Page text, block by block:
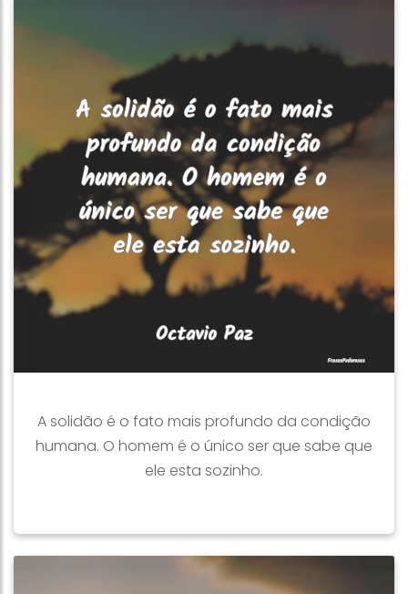
A solidão é o fato mais profundo da condição
humana. O homem é o único ser que sabe que
ele esta sozinho.